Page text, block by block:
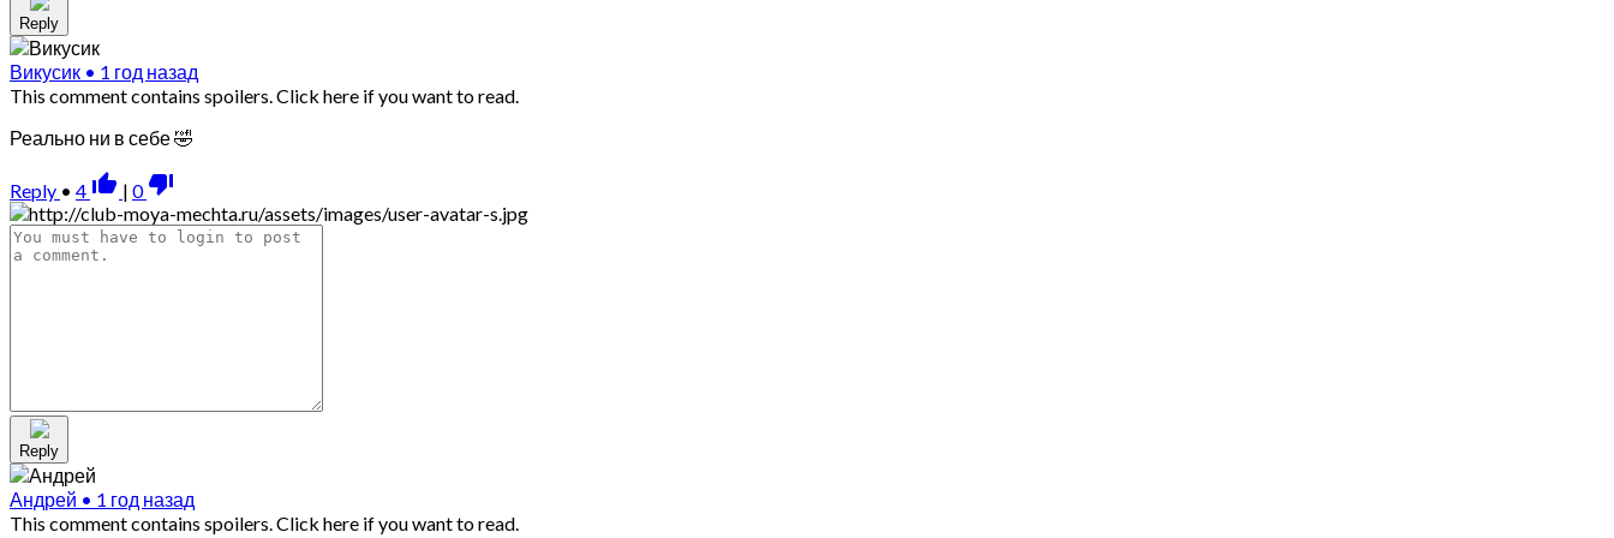
Reply
Викусик • 1 год назад
This comment contains spoilers.Click here if you want to read.
Реально ни в себе 🤣
Reply • 4 thumb_up_alt | 0 thumb_down_alt
Reply
Андрей • 1 год назад
This comment contains spoilers.Click here if you want to read.